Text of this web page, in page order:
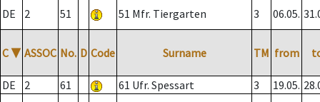
DE
2 51 51 Mfr. Tiergarten 3 06.05.
C ▼ ASSOC No. D Code Surname TM from
DE 2 61 61 Ufr. Spessart 3 19.05.